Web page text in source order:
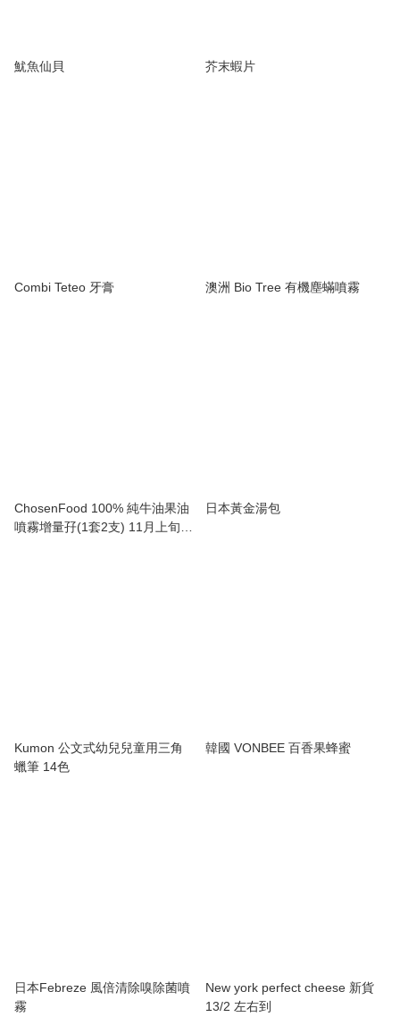
魷魚仙貝 芥末蝦片
Combi Teteo 牙膏 澳洲 Bio Tree 有機塵蟎噴霧
ChosenFood 100% 純牛油果油
噴霧增量孖(1套2支) 11月上旬到
日本黃金湯包
Kumon 公文式幼兒兒童用三角
蠟筆 14色
韓國 VONBEE 百香果蜂蜜
日本Febreze 風倍清除嗅除菌噴
霧
New york perfect cheese 新貨
13/2 左右到